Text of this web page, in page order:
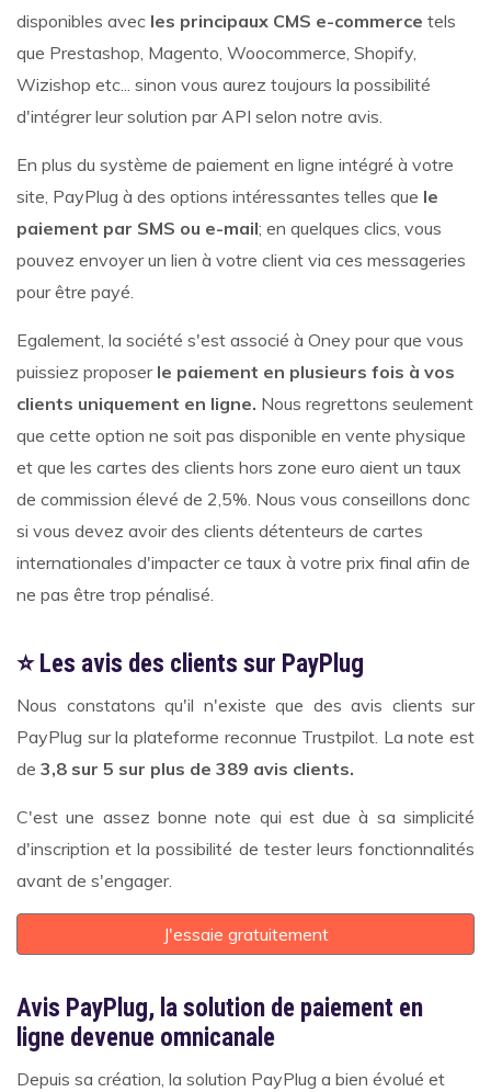
disponibles avec les principaux CMS e-commerce tels
que Prestashop, Magento, Woocommerce, Shopify,
Wizishop etc... sinon vous aurez toujours la possibilité
d'intégrer leur solution par API selon notre avis.
En plus du système de paiement en ligne intégré à votre
site, PayPlug à des options intéressantes telles que le
paiement par SMS ou e-mail; en quelques clics, vous
pouvez envoyer un lien à votre client via ces messageries
pour être payé.
Egalement, la société s'est associé à Oney pour que vous
puissiez proposer le paiement en plusieurs fois à vos
clients uniquement en ligne. Nous regrettons seulement
que cette option ne soit pas disponible en vente physique
et que les cartes des clients hors zone euro aient un taux
de commission élevé de 2,5%. Nous vous conseillons donc
si vous devez avoir des clients détenteurs de cartes
internationales d'impacter ce taux à votre prix final afin de
ne pas être trop pénalisé.
⭐ Les avis des clients sur PayPlug
Nous constatons qu'il n'existe que des avis clients sur
PayPlug sur la plateforme reconnue Trustpilot. La note est
de 3,8 sur 5 sur plus de 389 avis clients.
C'est une assez bonne note qui est due à sa simplicité
d'inscription et la possibilité de tester leurs fonctionnalités
avant de s'engager.
J'essaie gratuitement
Avis PayPlug, la solution de paiement en
ligne devenue omnicanale
Depuis sa création, la solution PayPlug a bien évolué et